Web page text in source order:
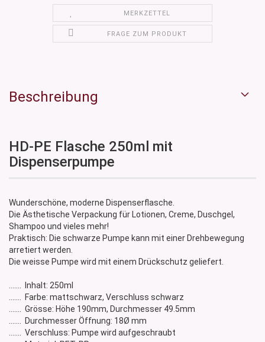
MERKZETTEL
FRAGE ZUM PRODUKT
Beschreibung
HD-PE Flasche 250ml mit
Dispenserpumpe
Wunderschöne, moderne Dispenserflasche.
Die Ästhetische Verpackung für Lotionen, Creme, Duschgel,
Shampoo und vieles mehr!
Praktisch: Die schwarze Pumpe kann mit einer Drehbewegung
arretiert werden.
Die weisse Pumpe wird mit einem Drückschutz geliefert.
....... Inhalt: 250ml
....... Farbe: mattschwarz, Verschluss schwarz
....... Grösse: Höhe 190mm, Durchmesser 49.5mm
....... Durchmesser Öffnung: 18Ø mm
....... Verschluss: Pumpe wird aufgeschraubt